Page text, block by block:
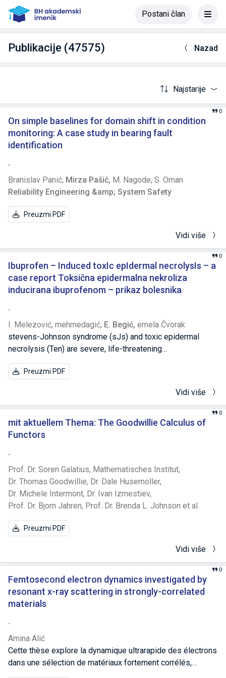
Postani član
Publikacije (47575) Nazad
Najstarije
On simple baselines for domain shift in condition
monitoring: A case study in bearing fault
identification
.
0
Branislav Panić, Mirza Pašić, M. Nagode, S. Oman
Reliability Engineering &amp; System Safety
Preuzmi PDF
Vidi više
Ibuprofen – Induced toxIc epIdermal necrolysIs – a
case report Toksična epidermalna nekroliza
inducirana ibuprofenom – prikaz bolesnika
.
0
I. Melezović, mehmedagić, E. Begić, emela Čvorak
stevens-Johnson syndrome (sJs) and toxic epidermal
necrolysis (Ten) are severe, life-threatening
mucocutaneous hypersensitivity reactions. The
inflammatory response is mediated by cytotoxic T
proteins and cytokines as mediators in the onset of cell
apoptosis. drugs are responsible for about 95% of cases
of toxic epidermal necrolysis. although non-steroidal anti-
inflammatory drugs (nsaid) are classified as drugs that can
number of cases have been described in the literature
regarding the occurrence of this reaction to the use of
ibuprofen. We present the case of a 58-year-old man who
developed symptoms of Ten seven days after using
ibuprofen. The treatment of toxic epidermal necrolysis is
still a matter of debate. Given that there is no uniform
protocol for treatment, and the lethal outcome in such
approach.
Preuzmi PDF
Vidi više
mit aktuellem Thema: The Goodwillie Calculus of
Functors
.
0
Prof. Dr. Soren Galatius, Mathematisches Institut,
Dr. Thomas Goodwillie, Dr. Dale Husemoller,
Dr. Michele Intermont, Dr. Ivan Izmestiev,
Prof. Dr. Bjorn Jahren, Prof. Dr. Brenda L. Johnson et al.
Preuzmi PDF
Vidi više
Femtosecond electron dynamics investigated by
resonant x-ray scattering in strongly-correlated
materials
.
0
Amina Alić
Cette thèse explore la dynamique ultrarapide des électrons
dans une sélection de matériaux fortement corrélés,
connus pour leurs propriétés telles que la valence mixte ou